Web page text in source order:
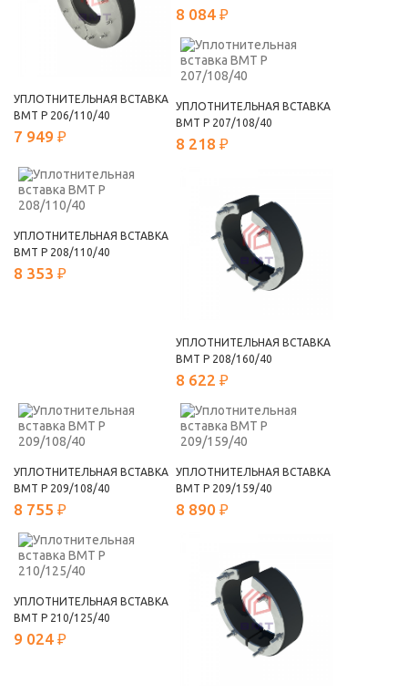
УПЛОТНИТЕЛЬНАЯ ВСТАВКА
ВМТ Р 206/110/40
7 949 ₽
8 084 ₽
УПЛОТНИТЕЛЬНАЯ ВСТАВКА
ВМТ Р 207/108/40
8 218 ₽
УПЛОТНИТЕЛЬНАЯ ВСТАВКА
ВМТ Р 208/110/40
8 353 ₽
УПЛОТНИТЕЛЬНАЯ ВСТАВКА
ВМТ Р 208/160/40
8 622 ₽
УПЛОТНИТЕЛЬНАЯ ВСТАВКА
ВМТ Р 209/108/40
8 755 ₽
УПЛОТНИТЕЛЬНАЯ ВСТАВКА
ВМТ Р 209/159/40
8 890 ₽
УПЛОТНИТЕЛЬНАЯ ВСТАВКА
ВМТ Р 210/125/40
9 024 ₽